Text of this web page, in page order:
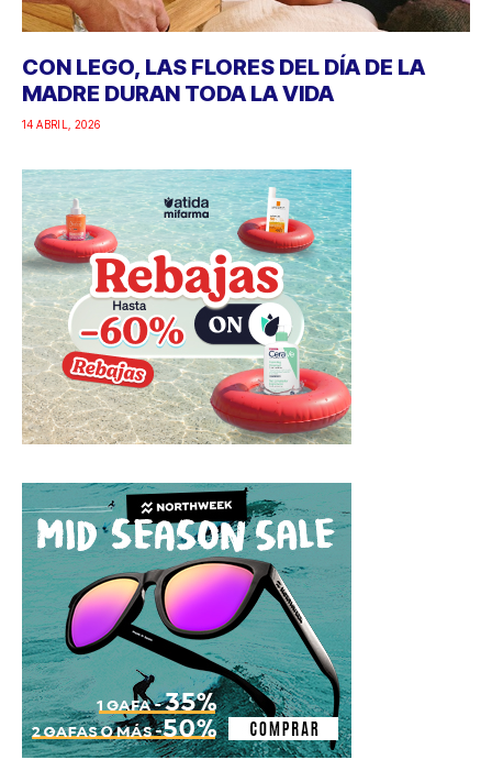
CON LEGO, LAS FLORES DEL DÍA DE LA
MADRE DURAN TODA LA VIDA
14 ABRIL, 2026